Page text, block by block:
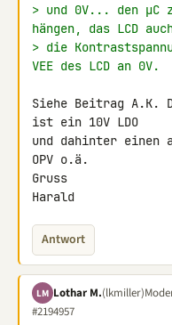
> und 0V... den µC
hängen, das LCD
> die
VEE des LCD an 0V.
Siehe Beitrag A.K.
ist ein 10V LDO
und dahinter einen
OPV o.ä.
Gruss
Harald
Antwort
LM Lothar M.(lkmiller)
#2194957